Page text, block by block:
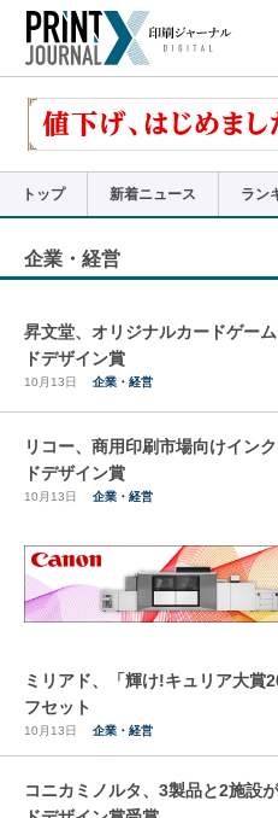
で
リ
ン
トップ 新着ニュース ラン
企業・経営
昇文堂、オリジナルカードゲー
ドデザイン賞
10月13日 企業・経営
リコー、商用印刷市場向けイン
ドデザイン賞
10月13日 企業・経営
ミリアド、「輝け!キュリア大賞
フセット
10月13日 企業・経営
コニカミノルタ、3製品と2施設